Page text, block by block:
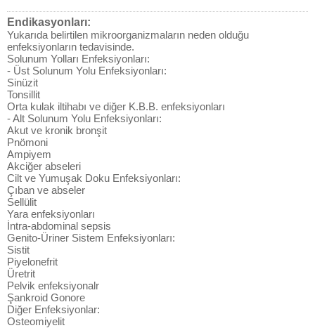
Endikasyonları:
Yukarıda belirtilen mikroorganizmaların neden olduğu
enfeksiyonların tedavisinde.
Solunum Yolları Enfeksiyonları:
- Üst Solunum Yolu Enfeksiyonları:
Sinüzit
Tonsillit
Orta kulak iltihabı ve diğer K.B.B. enfeksiyonları
- Alt Solunum Yolu Enfeksiyonları:
Akut ve kronik bronşit
Pnömoni
Ampiyem
Akciğer abseleri
Cilt ve Yumuşak Doku Enfeksiyonları:
Çıban ve abseler
Sellülit
Yara enfeksiyonları
İntra-abdominal sepsis
Genito-Üriner Sistem Enfeksiyonları:
Sistit
Piyelonefrit
Üretrit
Pelvik enfeksiyonalr
Şankroid Gonore
Diğer Enfeksiyonlar:
Osteomiyelit